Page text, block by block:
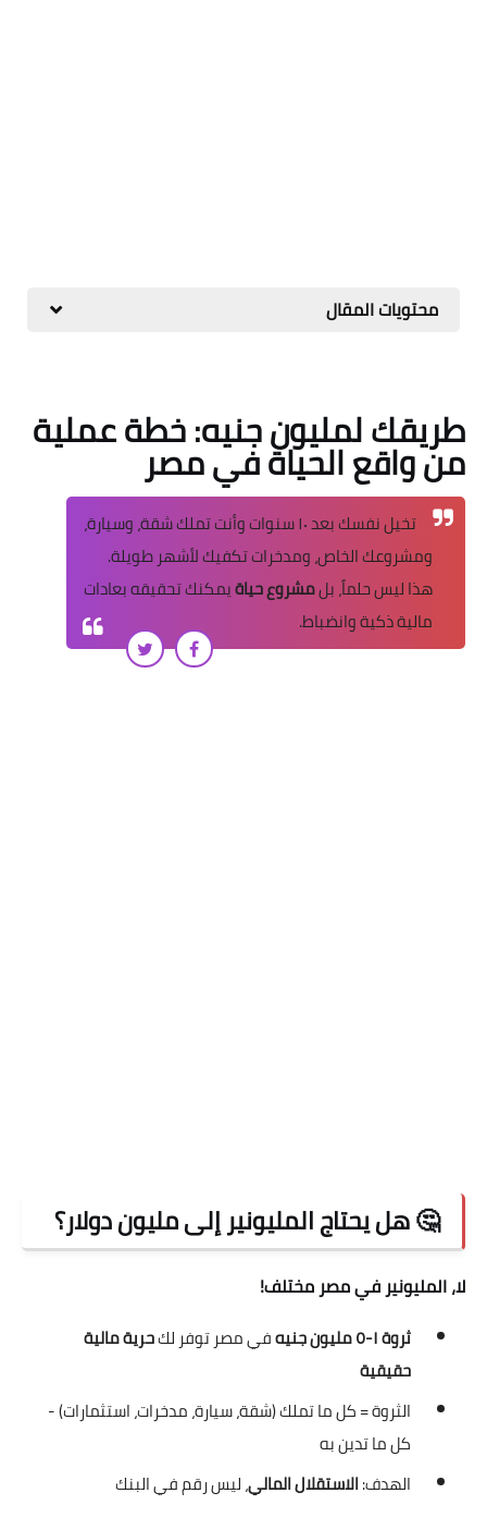
محتويات المقال
طريقك لمليون جنيه: خطة عملية
من واقع الحياة في مصر
تخيل نفسك بعد ١٠ سنوات وأنت تملك شقة، وسيارة،
ومشروعك الخاص، ومدخرات تكفيك لأشهر طويلة.
هذا ليس حلماً، بلمشروع حياةيمكنك تحقيقه بعادات
مالية ذكية وانضباط.
🤔 هل يحتاج المليونير إلى مليون دولار؟
لا، المليونير في مصر مختلف!
ثروة ١-٥ مليون جنيه في مصر توفر لكحرية مالية
حقيقية
الثروة = كل ما تملك (شقة، سيارة، مدخرات، استثمارات) -
كل ما تدين به
الهدف:الاستقلال المالي، ليس رقم في البنك